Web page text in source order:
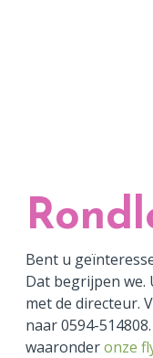
Bent u
Dat begrijpen
met de directeur.
naar 0594-
waaronderonze